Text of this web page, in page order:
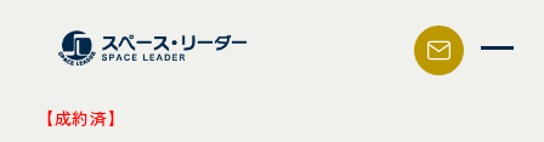
スペース・リーダー
【成約済】